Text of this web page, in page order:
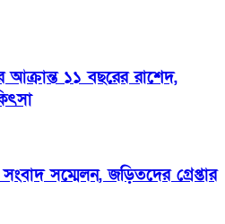
আক্রান্ত ১১ বছরের রাশেদ,
সম্মেলন, জড়িতদের গ্রেপ্তার